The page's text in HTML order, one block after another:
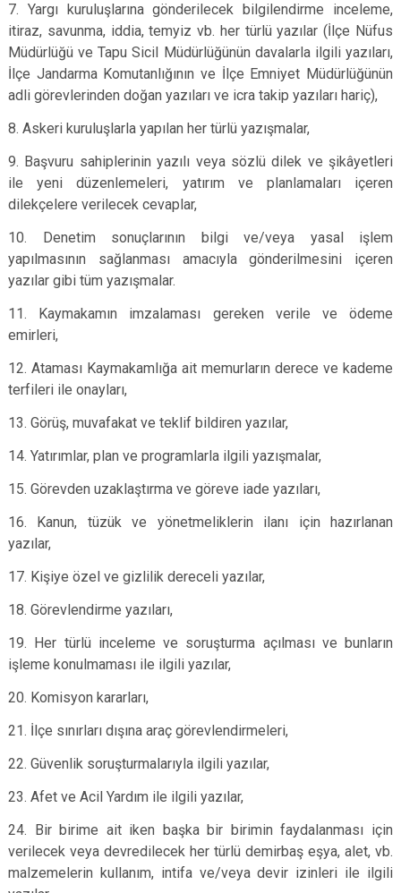
7. Yargı kuruluşlarına gönderilecek bilgilendirme inceleme,
itiraz, savunma, iddia, temyiz vb. her türlü yazılar (İlçe Nüfus
Müdürlüğü ve Tapu Sicil Müdürlüğünün davalarla ilgili yazıları,
İlçe Jandarma Komutanlığının ve İlçe Emniyet Müdürlüğünün
adli görevlerinden doğan yazıları ve icra takip yazıları hariç),
8. Askeri kuruluşlarla yapılan her türlü yazışmalar,
9. Başvuru sahiplerinin yazılı veya sözlü dilek ve şikâyetleri
ile yeni düzenlemeleri, yatırım ve planlamaları içeren
dilekçelere verilecek cevaplar,
10. Denetim sonuçlarının bilgi ve/veya yasal işlem
yapılmasının sağlanması amacıyla gönderilmesini içeren
yazılar gibi tüm yazışmalar.
11. Kaymakamın imzalaması gereken verile ve ödeme
emirleri,
12. Ataması Kaymakamlığa ait memurların derece ve kademe
terfileri ile onayları,
13. Görüş, muvafakat ve teklif bildiren yazılar,
14. Yatırımlar, plan ve programlarla ilgili yazışmalar,
15. Görevden uzaklaştırma ve göreve iade yazıları,
16. Kanun, tüzük ve yönetmeliklerin ilanı için hazırlanan
yazılar,
17. Kişiye özel ve gizlilik dereceli yazılar,
18. Görevlendirme yazıları,
19. Her türlü inceleme ve soruşturma açılması ve bunların
işleme konulmaması ile ilgili yazılar,
20. Komisyon kararları,
21. İlçe sınırları dışına araç görevlendirmeleri,
22. Güvenlik soruşturmalarıyla ilgili yazılar,
23. Afet ve Acil Yardım ile ilgili yazılar,
24. Bir birime ait iken başka bir birimin faydalanması için
verilecek veya devredilecek her türlü demirbaş eşya, alet, vb.
malzemelerin kullanım, intifa ve/veya devir izinleri ile ilgili